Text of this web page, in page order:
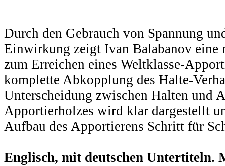
Durch den Gebrauch von Spannung
Einwirkung zeigt Ivan Balabanov eine
zum Erreichen eines Weltklasse-
komplette Abkopplung des Halte-
Unterscheidung zwischen Halten und
Apportierholzes wird klar dargestellt
Aufbau des Apportierens Schritt für
Englisch, mit deutschen Untertiteln.